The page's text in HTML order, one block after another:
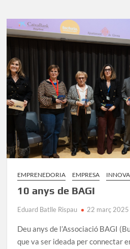
o
k
n
te
ix
EMPRENEDORIA EMPRESA
10 anys de BAGI
Eduard Batlle Rispau 22 març 2025
Deu anys de l’Associació BAGI
que va ser ideada per connectar